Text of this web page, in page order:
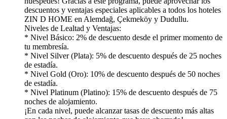
descuentos y ventajas especiales aplicables a todos los hoteles
ZIN D HOME en Alemdağ, Çekmeköy y Dudullu.
Niveles de Lealtad y Ventajas:
* Nivel Básico: 2% de descuento desde el primer momento de
tu membresía.
* Nivel Silver (Plata): 5% de descuento después de 25 noches
de estadía.
* Nivel Gold (Oro): 10% de descuento después de 50 noches
de estadía.
* Nivel Platinum (Platino): 15% de descuento después de 75
noches de alojamiento.
¡En cada nivel, puede alcanzar tasas de descuento más altas